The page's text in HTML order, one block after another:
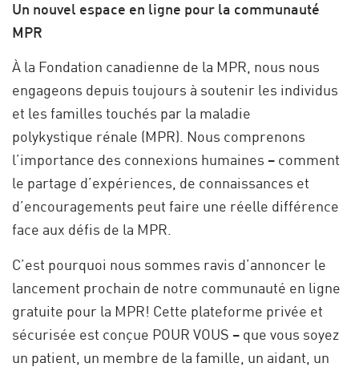
Un nouvel espace en ligne pour la communauté
MPR
À la Fondation canadienne de la MPR, nous nous
engageons depuis toujours à soutenir les individus
et les familles touchés par la maladie
polykystique rénale (MPR). Nous comprenons
l’importance des connexions humaines – comment
le partage d’expériences, de connaissances et
d’encouragements peut faire une réelle différence
face aux défis de la MPR.
C’est pourquoi nous sommes ravis d’annoncer le
lancement prochain de notre communauté en ligne
gratuite pour la MPR! Cette plateforme privée et
sécurisée est conçue POUR VOUS – que vous soyez
un patient, un membre de la famille, un aidant, un